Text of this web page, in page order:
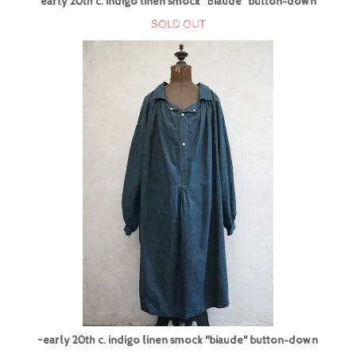
SOLD OUT
~early 20th c. indigo linen smock "biaude" button-down